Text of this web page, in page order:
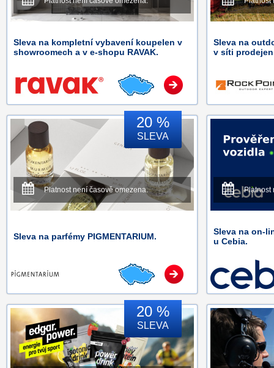
Sleva na kompletní vybavení koupelen v
showroomech a v e-shopu RAVAK.
Sleva na
v síti
20 %
SLEVA
Platnost není časově omezena.
Sleva na parfémy PIGMENTARIUM.
Platnost
Sleva na on-
u Cebia.
20 %
SLEVA